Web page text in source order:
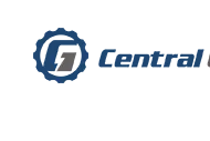
content